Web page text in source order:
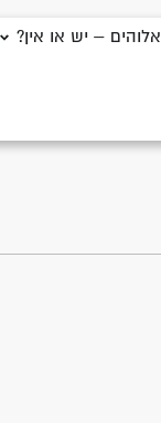
אלוהים – יש או אין?